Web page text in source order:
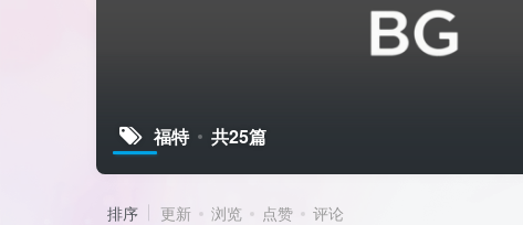
福特 共25篇
排序 更新 浏览 点赞 评论